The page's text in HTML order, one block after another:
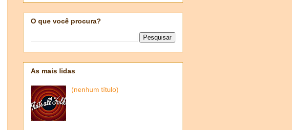
O que você procura?
As mais lidas
(nenhum título)